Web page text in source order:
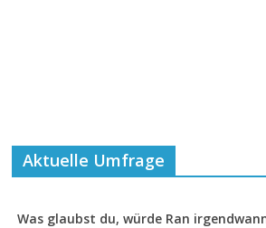
Aktuelle Umfrage
Was glaubst du, würde Ran